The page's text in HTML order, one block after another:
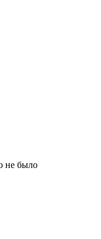
не было